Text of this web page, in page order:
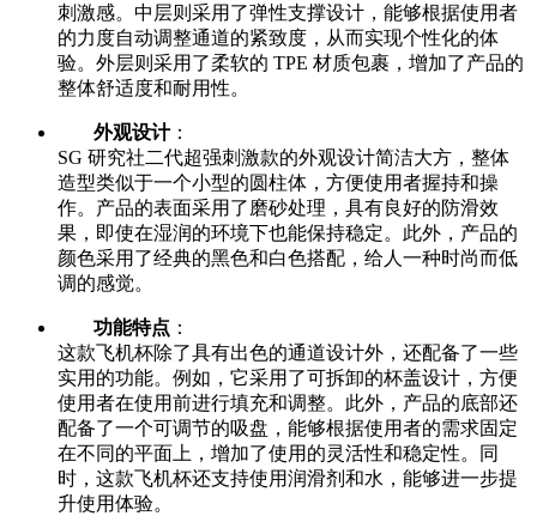
刺激感。中层则采用了弹性支撑设计，能够根据使用者
的力度自动调整通道的紧致度，从而实现个性化的体
验。外层则采用了柔软的 TPE 材质包裹，增加了产品的
整体舒适度和耐用性。
外观设计：
SG 研究社二代超强刺激款的外观设计简洁大方，整体
造型类似于一个小型的圆柱体，方便使用者握持和操
作。产品的表面采用了磨砂处理，具有良好的防滑效
果，即使在湿润的环境下也能保持稳定。此外，产品的
颜色采用了经典的黑色和白色搭配，给人一种时尚而低
调的感觉。
功能特点 ：
这款飞机杯除了具有出色的通道设计外，还配备了一些
实用的功能。例如，它采用了可拆卸的杯盖设计，方便
使用者在使用前进行填充和调整。此外，产品的底部还
配备了一个可调节的吸盘，能够根据使用者的需求固定
在不同的平面上，增加了使用的灵活性和稳定性。同
时，这款飞机杯还支持使用润滑剂和水，能够进一步提
升使用体验。